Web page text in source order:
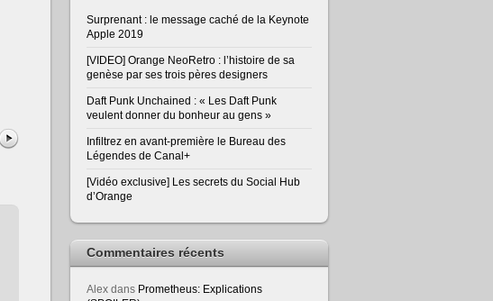
Surprenant : le message caché de la Keynote
Apple 2019
[VIDEO] Orange NeoRetro : l’histoire de sa
genèse par ses trois pères designers
Daft Punk Unchained : « Les Daft Punk
veulent donner du bonheur au gens »
Infiltrez en avant-première le Bureau des
Légendes de Canal+
[Vidéo exclusive] Les secrets du Social Hub
d’Orange
Commentaires récents
Alex dans Prometheus: Explications